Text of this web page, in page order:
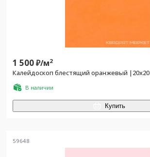
1 500₽/м2
Калейдоскоп блестящий оранжевый |20x20
В наличии
Купить
59648